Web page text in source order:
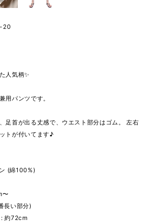
20
人気柄✨
用パンツです。
足首が出る丈感で、ウエスト部分はゴム。 左右
トが付いてます♪
(綿100%)
〜
長い部分)
約72cm